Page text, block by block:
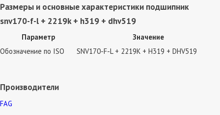
Размеры и основные характеристики подшипник
snv170-f-l + 2219k + h319 + dhv519
Параметр
Значение
Обозначение по ISO
SNV170-F-L + 2219K + H319 + DHV519
Производители
FAG